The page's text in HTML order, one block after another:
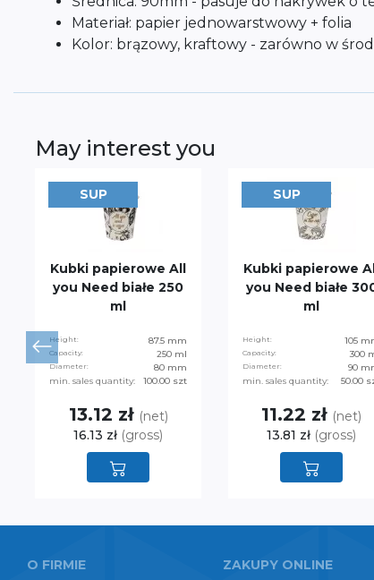
Materiał: papier jednowarstwowy + folia
Kolor: brązowy, kraftowy - zarówno w
May interest you
SUP
Kubki papierowe All
you Need białe 250
ml
Height: 87.5 mm
Capacity: 250 ml
Diameter:
80 mm
min. sales quantity:
100.00 szt
13.12 zł (net)
16.13 zł (gross)
SUP
Kubki papierowe
you Need białe
ml
Height: 105
Capacity: 300
Diameter:
90
min. sales quantity:
50.00
11.22 zł (net)
13.81 zł (gross)
O FIRMIE ZAKUPY ONLINE